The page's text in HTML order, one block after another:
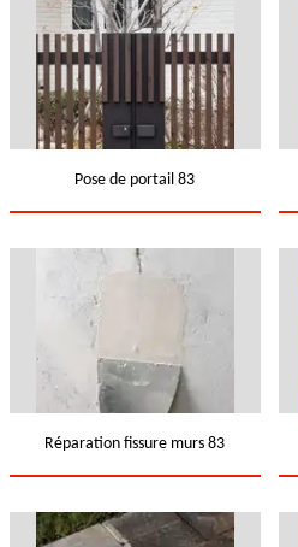
Pose de portail 83
Réparation fissure murs 83